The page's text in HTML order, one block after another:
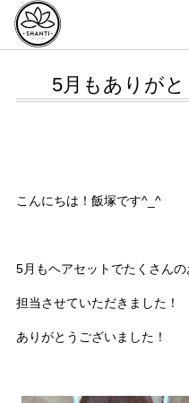
5月もありが
こんにちは！飯塚です^_^
5月もヘアセットでたくさんの
担当させていただきました！
ありがとうございました！